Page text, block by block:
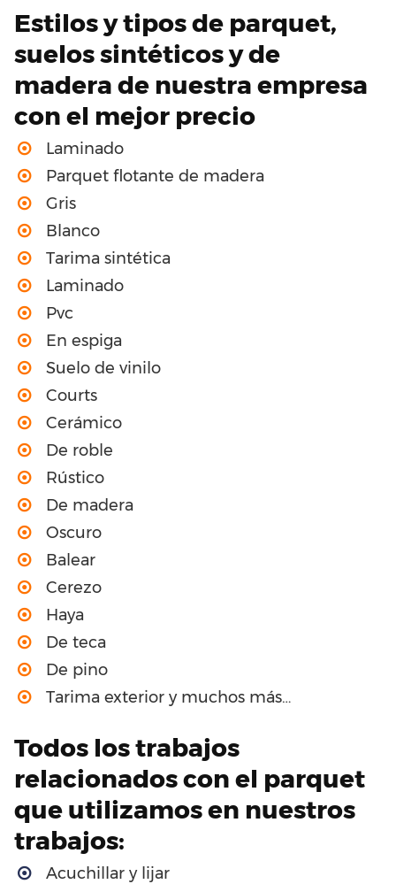
Estilos y tipos de parquet,
suelos sintéticos y de
madera de nuestra empresa
con el mejor precio
Laminado
Parquet flotante de madera
Gris
Blanco
Tarima sintética
Laminado
Pvc
En espiga
Suelo de vinilo
Courts
Cerámico
De roble
Rústico
De madera
Oscuro
Balear
Cerezo
Haya
De teca
De pino
Tarima exterior y muchos más…
Todos los trabajos
relacionados con el parquet
que utilizamos en nuestros
trabajos:
Acuchillar y lijar